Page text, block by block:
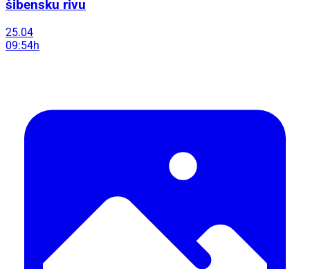
šibensku rivu
25.04
09:54h